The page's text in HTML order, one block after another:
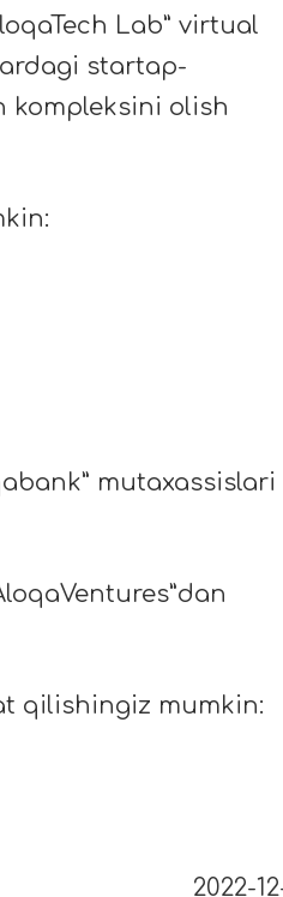
Lab” virtual
startap-
kompleksini olish
mutaxassislari
qilishingiz mumkin:
2022-